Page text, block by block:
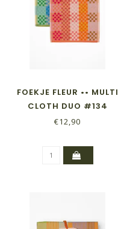
FOEKJE FLEUR •• MULTI
CLOTH DUO #134
CHECKERED CHECK
€12,90